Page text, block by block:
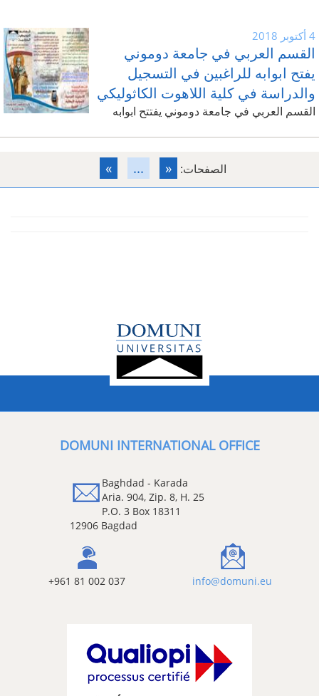
4 أكتوبر 2018
القسم العربي في جامعة دوموني
يفتح ابوابه للراغبين في التسجيل
والدراسة في كلية اللاهوت الكاثوليكي
القسم العربي في جامعة دوموني يفتتح ابوابه
الصفحات: «
...
»
DOMUNI INTERNATIONAL OFFICE
Baghdad - Karada
Aria. 904, Zip. 8, H. 25
P.O. 3 Box 18311
12906 Bagdad
+961 81 002 037 info@domuni.eu